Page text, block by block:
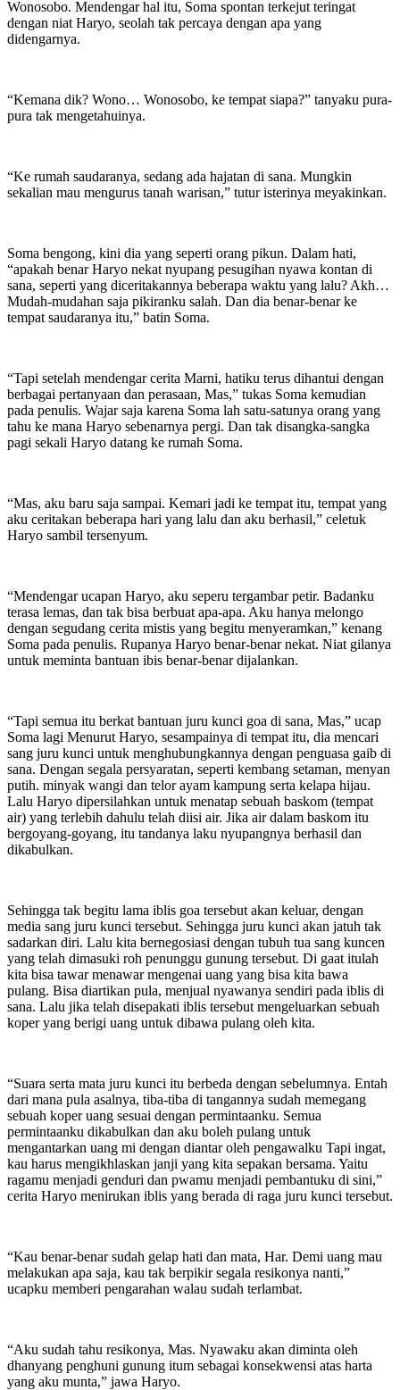
Wonosobo. Mendengar hal itu, Soma spontan terkejut teringat
dengan niat Haryo, seolah tak percaya dengan apa yang
didengarnya.
“Kemana dik? Wono… Wonosobo, ke tempat siapa?” tanyaku pura-
pura tak mengetahuinya.
“Ke rumah saudaranya, sedang ada hajatan di sana. Mungkin
sekalian mau mengurus tanah warisan,” tutur isterinya meyakinkan.
Soma bengong, kini dia yang seperti orang pikun. Dalam hati,
“apakah benar Haryo nekat nyupang pesugihan nyawa kontan di
sana, seperti yang diceritakannya beberapa waktu yang lalu? Akh…
Mudah-mudahan saja pikiranku salah. Dan dia benar-benar ke
tempat saudaranya itu,” batin Soma.
“Tapi setelah mendengar cerita Marni, hatiku terus dihantui dengan
berbagai pertanyaan dan perasaan, Mas,” tukas Soma kemudian
pada penulis. Wajar saja karena Soma lah satu-satunya orang yang
tahu ke mana Haryo sebenarnya pergi. Dan tak disangka-sangka
pagi sekali Haryo datang ke rumah Soma.
“Mas, aku baru saja sampai. Kemari jadi ke tempat itu, tempat yang
aku ceritakan beberapa hari yang lalu dan aku berhasil,” celetuk
Haryo sambil tersenyum.
“Mendengar ucapan Haryo, aku seperu tergambar petir. Badanku
terasa lemas, dan tak bisa berbuat apa-apa. Aku hanya melongo
dengan segudang cerita mistis yang begitu menyeramkan,” kenang
Soma pada penulis. Rupanya Haryo benar-benar nekat. Niat gilanya
untuk meminta bantuan ibis benar-benar dijalankan.
“Tapi semua itu berkat bantuan juru kunci goa di sana, Mas,” ucap
Soma lagi Menurut Haryo, sesampainya di tempat itu, dia mencari
sang juru kunci untuk menghubungkannya dengan penguasa gaib di
sana. Dengan segala persyaratan, seperti kembang setaman, menyan
putih. minyak wangi dan telor ayam kampung serta kelapa hijau.
Lalu Haryo dipersilahkan untuk menatap sebuah baskom (tempat
air) yang terlebih dahulu telah diisi air. Jika air dalam baskom itu
bergoyang-goyang, itu tandanya laku nyupangnya berhasil dan
dikabulkan.
Sehingga tak begitu lama iblis goa tersebut akan keluar, dengan
media sang juru kunci tersebut. Sehingga juru kunci akan jatuh tak
sadarkan diri. Lalu kita bernegosiasi dengan tubuh tua sang kuncen
yang telah dimasuki roh penunggu gunung tersebut. Di gaat itulah
kita bisa tawar menawar mengenai uang yang bisa kita bawa
pulang. Bisa diartikan pula, menjual nyawanya sendiri pada iblis di
sana. Lalu jika telah disepakati iblis tersebut mengeluarkan sebuah
koper yang berigi uang untuk dibawa pulang oleh kita.
“Suara serta mata juru kunci itu berbeda dengan sebelumnya. Entah
dari mana pula asalnya, tiba-tiba di tangannya sudah memegang
sebuah koper uang sesuai dengan permintaanku. Semua
permintaanku dikabulkan dan aku boleh pulang untuk
mengantarkan uang mi dengan diantar oleh pengawalku Tapi ingat,
kau harus mengikhlaskan janji yang kita sepakan bersama. Yaitu
ragamu menjadi genduri dan pwamu menjadi pembantuku di sini,”
cerita Haryo menirukan iblis yang berada di raga juru kunci tersebut.
“Kau benar-benar sudah gelap hati dan mata, Har. Demi uang mau
melakukan apa saja, kau tak berpikir segala resikonya nanti,”
ucapku memberi pengarahan walau sudah terlambat.
“Aku sudah tahu resikonya, Mas. Nyawaku akan diminta oleh
dhanyang penghuni gunung itum sebagai konsekwensi atas harta
yang aku munta,” jawa Haryo.